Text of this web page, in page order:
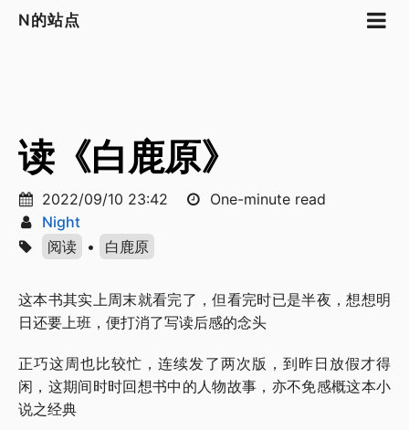
N的站点
读《白鹿原》
2022/09/10 23:42
One-minute read
Night
阅读
• 白鹿原
这本书其实上周末就看完了，但看完时已是半夜，想想明
日还要上班，便打消了写读后感的念头
正巧这周也比较忙，连续发了两次版，到昨日放假才得
闲，这期间时时回想书中的人物故事，亦不免感概这本小
说之经典